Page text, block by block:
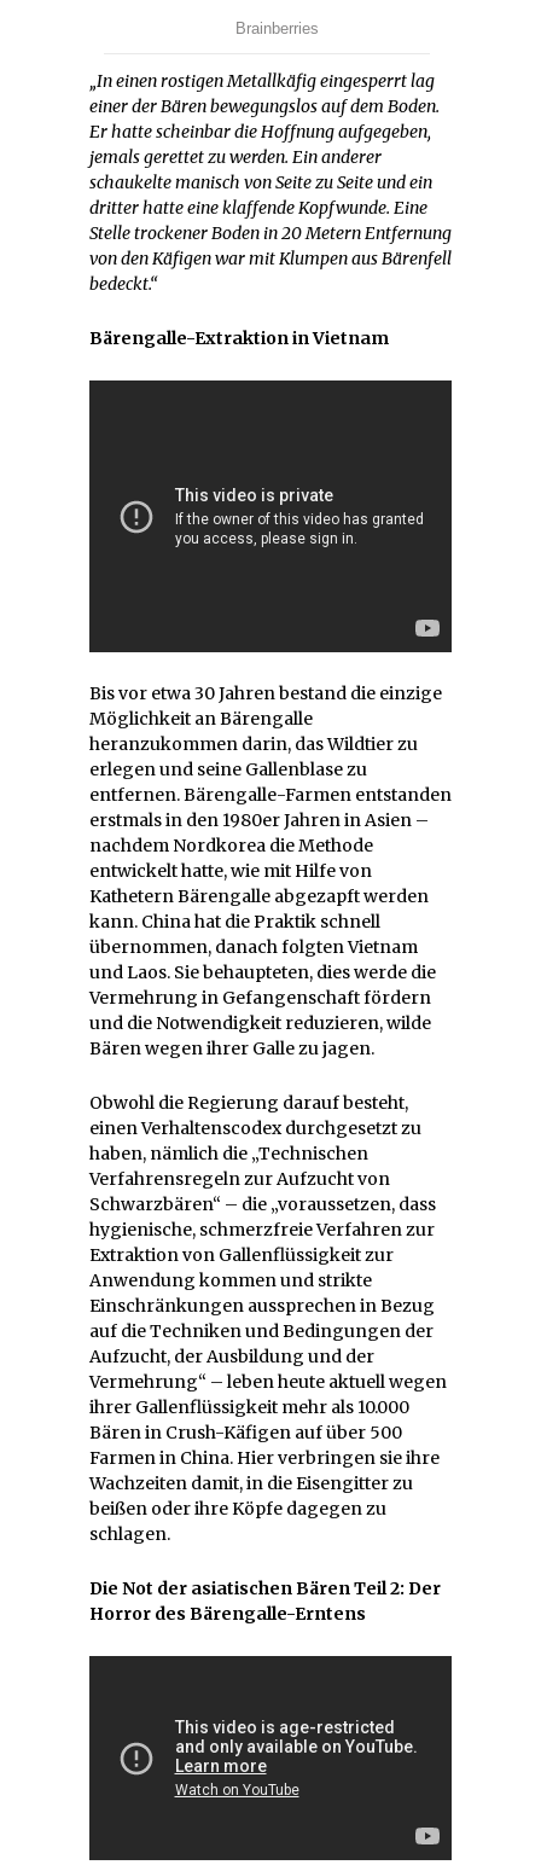
„In einen rostigen Metallkäfig eingesperrt lag
einer der Bären bewegungslos auf dem Boden.
Er hatte scheinbar die Hoffnung aufgegeben,
jemals gerettet zu werden. Ein anderer
schaukelte manisch von Seite zu Seite und ein
dritter hatte eine klaffende Kopfwunde. Eine
Stelle trockener Boden in 20 Metern Entfernung
von den Käfigen war mit Klumpen aus Bärenfell
bedeckt.“
Bärengalle-Extraktion in Vietnam
Bis vor etwa 30 Jahren bestand die einzige
Möglichkeit an Bärengalle
heranzukommen darin, das Wildtier zu
erlegen und seine Gallenblase zu
entfernen. Bärengalle-Farmen entstanden
erstmals in den 1980er Jahren in Asien –
nachdem Nordkorea die Methode
entwickelt hatte, wie mit Hilfe von
Kathetern Bärengalle abgezapft werden
kann. China hat die Praktik schnell
übernommen, danach folgten Vietnam
und Laos. Sie behaupteten, dies werde die
Vermehrung in Gefangenschaft fördern
und die Notwendigkeit reduzieren, wilde
Bären wegen ihrer Galle zu jagen.
Obwohl die Regierung darauf besteht,
einen Verhaltenscodex durchgesetzt zu
haben, nämlich die „Technischen
Verfahrensregeln zur Aufzucht von
Schwarzbären“ – die „voraussetzen, dass
hygienische, schmerzfreie Verfahren zur
Extraktion von Gallenflüssigkeit zur
Anwendung kommen und strikte
Einschränkungen aussprechen in Bezug
auf die Techniken und Bedingungen der
Aufzucht, der Ausbildung und der
Vermehrung“ – leben heute aktuell wegen
ihrer Gallenflüssigkeit mehr als 10.000
Bären in Crush-Käfigen auf über 500
Farmen in China. Hier verbringen sie ihre
Wachzeiten damit, in die Eisengitter zu
beißen oder ihre Köpfe dagegen zu
schlagen.
Die Not der asiatischen Bären Teil 2: Der
Horror des Bärengalle-Erntens